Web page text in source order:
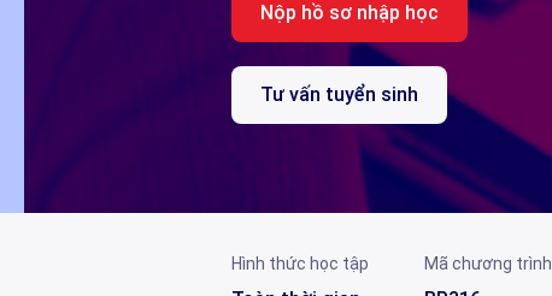
Nộp hồ sơ nhập học
Tư vấn tuyển sinh
Hình thức học tập Mã chương trình